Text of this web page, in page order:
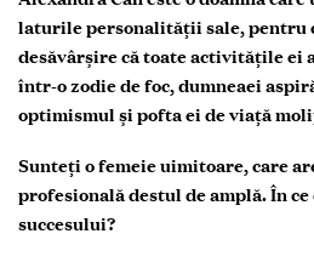
laturile personalității sale, pentru
desăvârșire că toate activitățile ei
într-o zodie de foc, dumneaei
optimismul și pofta ei de viață
Sunteți o femeie uimitoare, care
profesională destul de amplă. În ce
succesului?